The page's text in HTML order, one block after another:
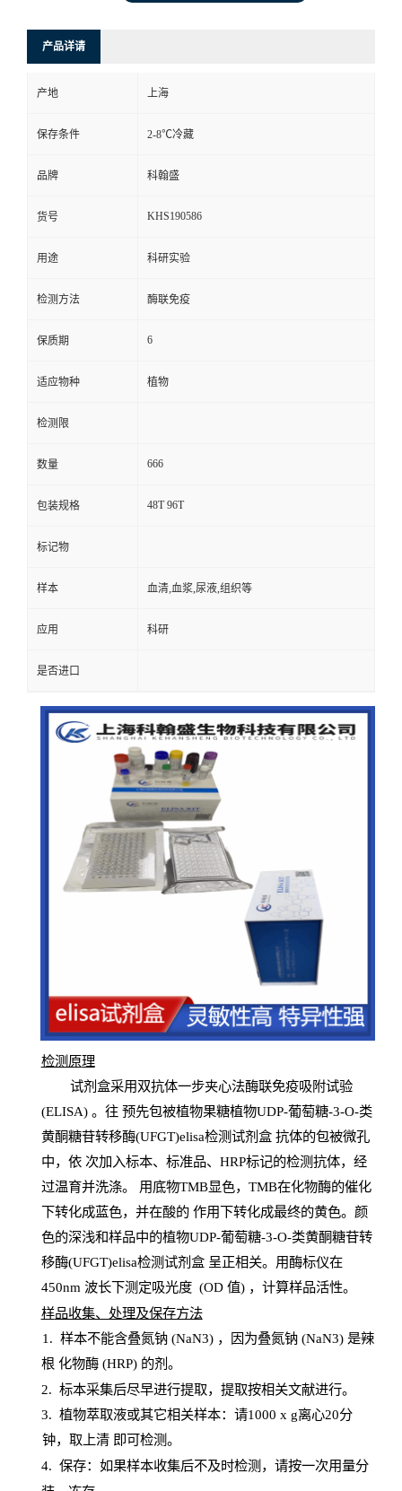
产品详请
产地 上海
保存条件 2-8℃冷藏
品牌 科翰盛
货号 KHS190586
用途 科研实验
检测方法 酶联免疫
保质期 6
适应物种 植物
检测限
数量 666
包装规格 48T 96T
标记物
样本 血清,血浆,尿液,组织等
应用 科研
是否进口
检测原理
试剂盒采用双抗体一步夹心法酶联免疫吸附试验
(ELISA) 。往 预先包被植物果糖植物UDP-葡萄糖-3-O-类
黄酮糖苷转移酶(UFGT)elisa检测试剂盒抗体的包被微孔
中，依 次加入标本、标准品、 HRP标记的检测抗体，经
过温育并洗涤。 用底物TMB显色， TMB在化物酶的催化
下转化成蓝色，并在酸的 作用下转化成最终的黄色。颜
色的深浅和样品中的植物UDP-葡萄糖-3-O-类黄酮糖苷转
移酶(UFGT)elisa检测试剂盒呈正相关。用酶标仪在
450nm 波长下测定吸光度 (OD 值) ，计算样品活性。
样品收集、处理及保存方法
1 . 样本不能含叠氮钠(NaN3) ，因为叠氮钠 (NaN3) 是辣
根 化物酶(HRP) 的剂。
2. 标本采集后尽早进行提取，提取按相关文献进行。
3. 植物萃取液或其它相关样本：请1000 x g离心20分
钟，取上清 即可检测。
4. 保存：如果样本收集后不及时检测，请按一次用量分